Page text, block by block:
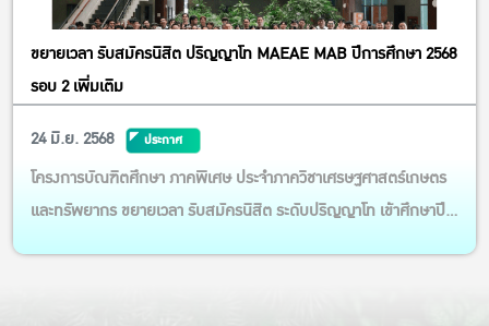
ขยายเวลา รับสมัครนิสิต ปริญญาโท MAEAE MAB ปีการศึกษา 2568
รอบ 2 เพิ่มเติม
24 มิ.ย. 2568
ประกาศ
โครงการบัณฑิตศึกษา ภาคพิเศษ ประจำภาควิชาเศรษฐศาสตร์เกษตร
และทรัพยากร ขยายเวลา รับสมัครนิสิต ระดับปริญญาโท เข้าศึกษาปี